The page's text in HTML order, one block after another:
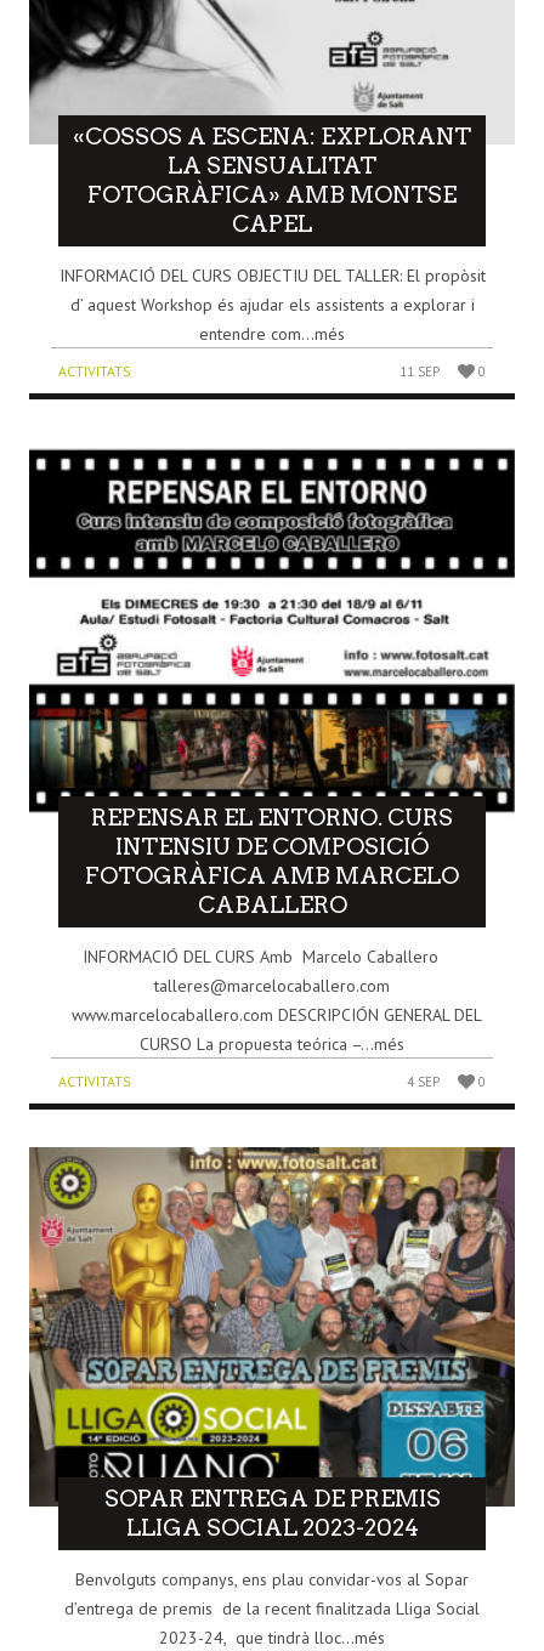
«COSSOS A ESCENA: EXPLORANT
LA SENSUALITAT
FOTOGRÀFICA» AMB MONTSE
CAPEL
INFORMACIÓ DEL CURS OBJECTIU DEL TALLER: El propòsit
d’ aquest Workshop és ajudar els assistents a explorar i
entendre com...més
ACTIVITATS 11 SEP 0
REPENSAR EL ENTORNO. CURS
INTENSIU DE COMPOSICIÓ
FOTOGRÀFICA AMB MARCELO
CABALLERO
INFORMACIÓ DEL CURS Amb Marcelo Caballero
talleres@marcelocaballero.com
www.marcelocaballero.com DESCRIPCIÓN GENERAL DEL
CURSO La propuesta teórica –...més
ACTIVITATS 4 SEP 0
SOPAR ENTREGA DE PREMIS
LLIGA SOCIAL 2023-2024
Benvolguts companys, ens plau convidar-vos al Sopar
d’entrega de premis de la recent finalitzada Lliga Social
2023-24, que tindrà lloc...més